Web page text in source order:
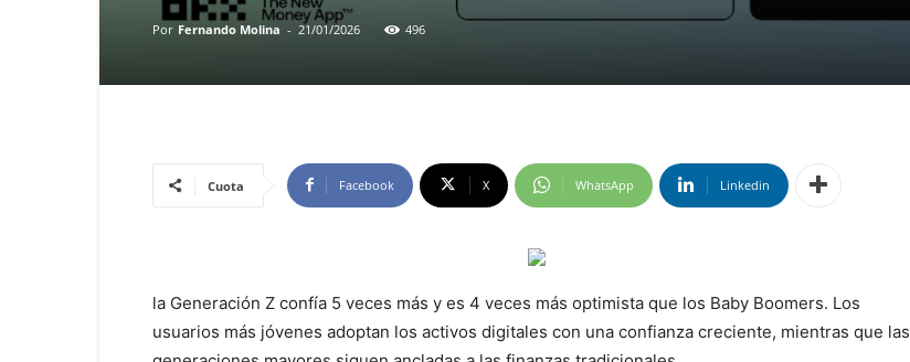
Por Fernando Molina - 21/01/2026 496
Cuota Facebook X WhatsApp Linkedin
la Generación Z confía 5 veces más y es 4 veces más optimista que los Baby Boomers. Los
usuarios más jóvenes adoptan los activos digitales con una confianza creciente, mientras que las